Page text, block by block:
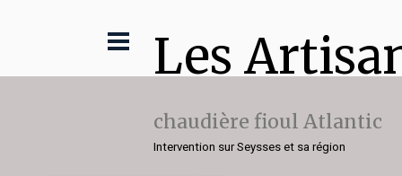
Les
chaudière fioul Atlantic
Intervention sur Seysses et sa région